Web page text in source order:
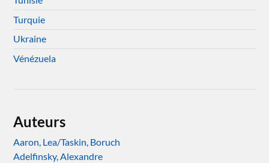
Turquie
Ukraine
Vénézuela
Auteurs
Aaron, Lea/Taskin, Boruch
Adelfinsky, Alexandre